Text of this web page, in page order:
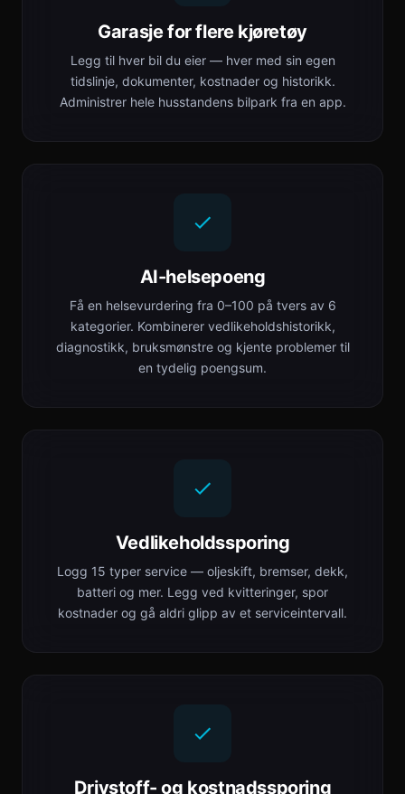
Garasje for flere kjøretøy
Legg til hver bil du eier — hver med sin egen
tidslinje, dokumenter, kostnader og historikk.
Administrer hele husstandens bilpark fra en app.
AI-helsepoeng
Få en helsevurdering fra 0–100 på tvers av 6
kategorier. Kombinerer vedlikeholdshistorikk,
diagnostikk, bruksmønstre og kjente problemer til
en tydelig poengsum.
Vedlikeholdssporing
Logg 15 typer service — oljeskift, bremser, dekk,
batteri og mer. Legg ved kvitteringer, spor
kostnader og gå aldri glipp av et serviceintervall.
Drivstoff- og kostnadssporing